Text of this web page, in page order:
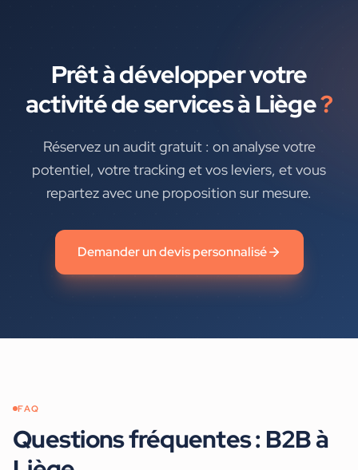
Prêt à développer votre
activité de servicesà Liège?
Réservez un audit gratuit : on analyse votre
potentiel, votre tracking et vos leviers, et vous
repartez avec une proposition sur mesure.
Demander un devis personnalisé
FAQ
Questions fréquentes : B2Bà